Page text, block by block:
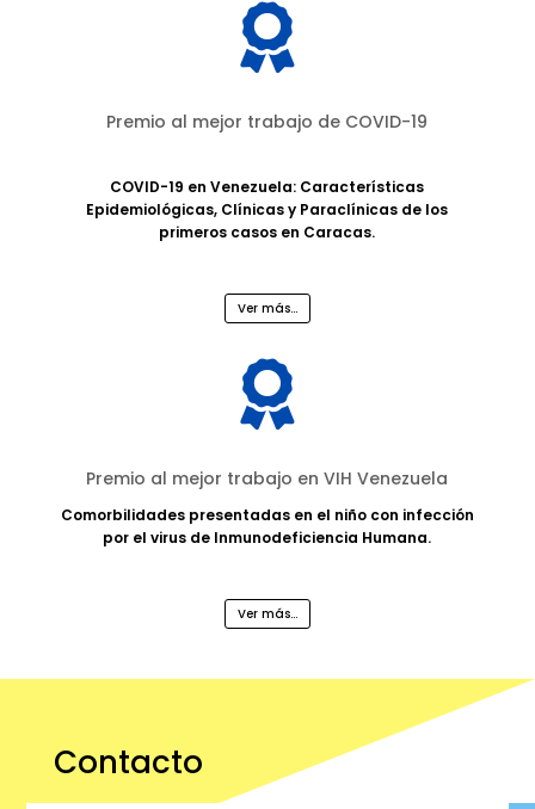

Premio al mejor trabajo de COVID-19
COVID-19 en Venezuela: Características
Epidemiológicas, Clínicas y Paraclínicas de los
primeros casos en Caracas.
Ver más...

Premio al mejor trabajo en VIH Venezuela
Comorbilidades presentadas en el niño con infección
por el virus de Inmunodeficiencia Humana.
Ver más...
Contacto